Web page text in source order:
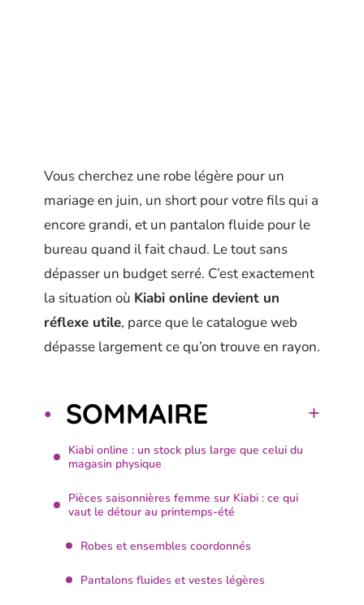
Vous cherchez une robe légère pour un
mariage en juin, un short pour votre fils qui a
encore grandi, et un pantalon fluide pour le
bureau quand il fait chaud. Le tout sans
dépasser un budget serré. C’est exactement
la situation où Kiabi online devient un
réflexe utile, parce que le catalogue web
dépasse largement ce qu’on trouve en rayon.
SOMMAIRE
Kiabi online : un stock plus large que celui du
magasin physique
Pièces saisonnières femme sur Kiabi : ce qui
vaut le détour au printemps-été
Robes et ensembles coordonnés
Pantalons fluides et vestes légères